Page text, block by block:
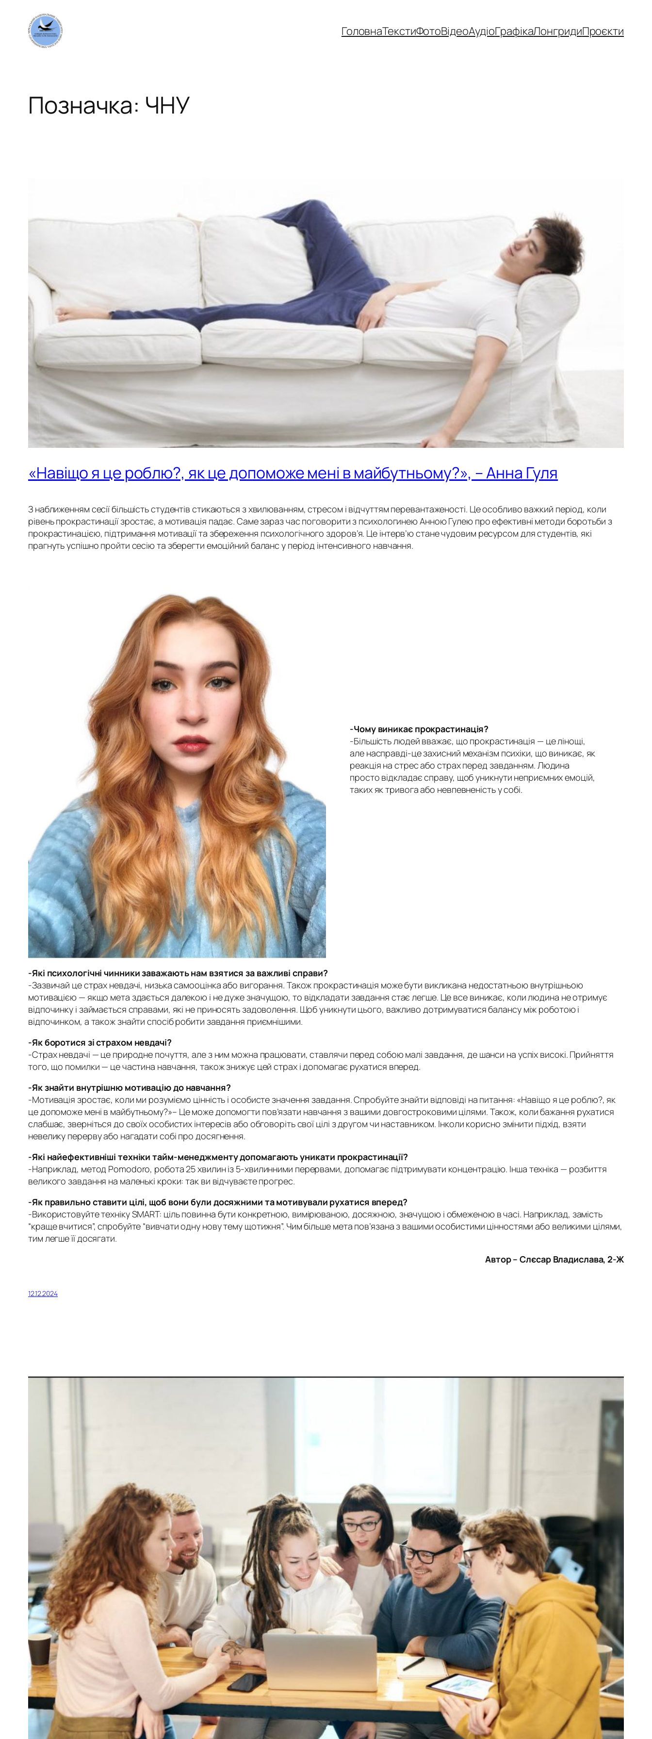
Перейти
вмісту
ГоловнаТекстиФотоВідеоАудіоГрафікаЛонгридиПроєкти
Позначка: ЧНУ
«Навіщо я це роблю?, як це допоможе мені в майбутньому?», – Анна Гуля
З наближенням сесії більшість студентів стикаються з хвилюванням, стресом і відчуттям перевантаженості. Це особливо важкий період, коли
рівень прокрастинації зростає, а мотивація падає. Саме зараз час поговорити з психологинею Анною Гулею про ефективні методи боротьби з
прокрастинацією, підтримання мотивації та збереження психологічного здоров’я. Це інтерв’ю стане чудовим ресурсом для студентів, які
прагнуть успішно пройти сесію та зберегти емоційний баланс у період інтенсивного навчання.
-Чому виникає прокрастинація?
-Більшість людей вважає, що прокрастинація — це лінощі,
але насправді-це захисний механізм психіки, що виникає, як
реакція на стрес або страх перед завданням. Людина
просто відкладає справу, щоб уникнути неприємних емоцій,
таких як тривога або невпевненість у собі.
-Які психологічні чинники заважають нам взятися за важливі справи?
-Зазвичай це страх невдачі, низька самооцінка або вигорання. Також прокрастинація може бути викликана недостатньою внутрішньою
мотивацією — якщо мета здається далекою і не дуже значущою, то відкладати завдання стає легше. Це все виникає, коли людина не отримує
відпочинку і займається справами, які не приносять задоволення. Щоб уникнути цього, важливо дотримуватися балансу між роботою і
відпочинком, а також знайти спосіб робити завдання приємнішими.
-Як боротися зі страхом невдачі?
-Страх невдачі — це природне почуття, але з ним можна працювати, ставлячи перед собою малі завдання, де шанси на успіх високі. Прийняття
того, що помилки — це частина навчання, також знижує цей страх і допомагає рухатися вперед.
-Як знайти внутрішню мотивацію до навчання?
-Мотивація зростає, коли ми розуміємо цінність і особисте значення завдання. Спробуйте знайти відповіді на питання: «Навіщо я це роблю?, як
це допоможе мені в майбутньому?»– Це може допомогти пов’язати навчання з вашими довгостроковими цілями. Також, коли бажання рухатися
слабшає, зверніться до своїх особистих інтересів або обговоріть свої цілі з другом чи наставником. Інколи корисно змінити підхід, взяти
невелику перерву або нагадати собі про досягнення.
-Які найефективніші техніки тайм-менеджменту допомагають уникати прокрастинації?
-Наприклад, метод Pomodoro, робота 25 хвилин із 5-хвилинними перервами, допомагає підтримувати концентрацію. Інша техніка — розбиття
великого завдання на маленькі кроки: так ви відчуваєте прогрес.
-Як правильно ставити цілі, щоб вони були досяжними та мотивували рухатися вперед?
-Використовуйте техніку SMART: ціль повинна бути конкретною, вимірюваною, досяжною, значущою і обмеженою в часі. Наприклад, замість
“краще вчитися”, спробуйте “вивчати одну нову тему щотижня”. Чим більше мета пов’язана з вашими особистими цінностями або великими цілями,
тим легше її досягати.
Автор – Слєсар Владислава, 2-Ж
12.12.2024